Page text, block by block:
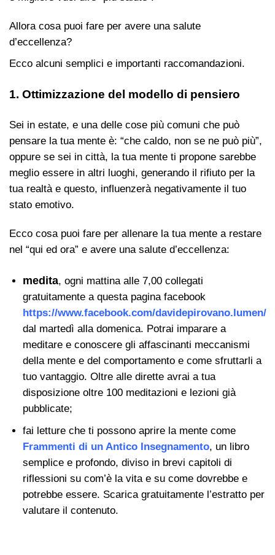
Allora cosa puoi fare per avere una salute
d’eccellenza?
Ecco alcuni semplici e importanti raccomandazioni.
1. Ottimizzazione del modello di pensiero
Sei in estate, e una delle cose più comuni che può
pensare la tua mente è: “che caldo, non se ne può più”,
oppure se sei in città, la tua mente ti propone sarebbe
meglio essere in altri luoghi, generando il rifiuto per la
tua realtà e questo, influenzerà negativamente il tuo
stato emotivo.
Ecco cosa puoi fare per allenare la tua mente a restare
nel “qui ed ora” e avere una salute d’eccellenza:
medita, ogni mattina alle 7,00 collegati
gratuitamente a questa pagina facebook
https://www.facebook.com/davidepirovano.lumen/
dal martedì alla domenica. Potrai imparare a
meditare e conoscere gli affascinanti meccanismi
della mente e del comportamento e come sfruttarli a
tuo vantaggio. Oltre alle dirette avrai a tua
disposizione oltre 100 meditazioni e lezioni già
pubblicate;
fai letture che ti possono aprire la mente come
Frammenti di un Antico Insegnamento, un libro
semplice e profondo, diviso in brevi capitoli di
riflessioni su com’è la vita e su come dovrebbe e
potrebbe essere. Scarica gratuitamente l’estratto per
valutare il contenuto.